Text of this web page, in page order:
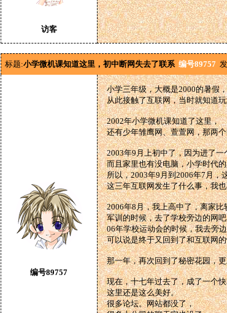
访客
标题:小学微机课知道这里，初中断网失去了联系 编号89757
编号89757
小学三年级，大概是2000的暑假
从此接触了互联网，当时就知道
2002年小学微机课知道了这里，
还有少年雏鹰网、萱萱网，那两
2003年9月上初中了，因为进了
而且家里也有没电脑，小学时代
所以，2003年9月到2006年7月，
这三年互联网发生了什么事，我
2006年8月，我上高中了，离家比
军训的时候，去了学校旁边的网
06年学校运动会的时候，我去旁
可以说是终于又回到了和互联网
那一年，再次回到了秘密花园，
现在，十七年过去了，成了一个
这里还是这么美好。
很多论坛。网站都没了，